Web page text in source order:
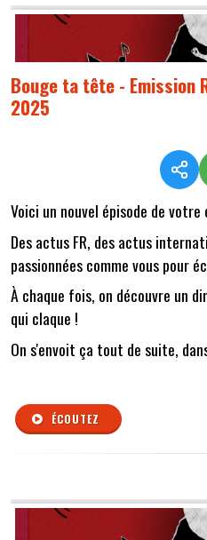
Bouge ta tête - Emission
2025
Voici un nouvel épisode de
Des actus FR, des actus
passionnées comme vous pour
À chaque fois, on découvre un
qui claque !
On s'envoit ça tout de suite,
ÉCOUTEZ